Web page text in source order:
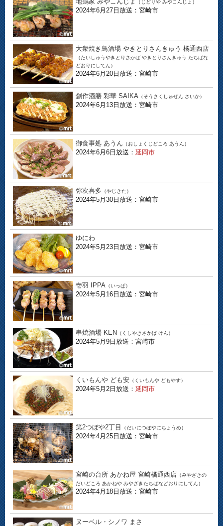
（じどりや みやこんじょ）
2024年6月27日放送：宮崎市
大衆焼き鳥酒場 やきとりさんきゅう 橘通西店
（たいしゅうやきとりさかば やきとりさんきゅう たちばな
どおりにしてん）
2024年6月20日放送：宮崎市
創作酒膳 彩華 SAIKA （そうさくしゅぜん さいか）
2024年6月13日放送：宮崎市
御食事処 あうん （おしょくじどころ あうん）
2024年6月6日放送： 延岡市
弥次喜多 （やじきた）
2024年5月30日放送：宮崎市
ゆにわ
2024年5月23日放送：宮崎市
壱羽 IPPA （いっぱ）
2024年5月16日放送：宮崎市
串焼酒場 KEN （くしやきさかば けん）
2024年5月9日放送：宮崎市
くいもんや ども安 （くいもんや どもやす）
2024年5月2日放送： 延岡市
第2つぼや2丁目 （だいにつぼやにちょうめ）
2024年4月25日放送：宮崎市
宮崎の台所 あかね屋 宮崎橘通西店 （みやざきの
だいどころ あかねや みやざきたちばなどおりにしてん）
2024年4月18日放送：宮崎市
ヌーベル・シノワ まさ